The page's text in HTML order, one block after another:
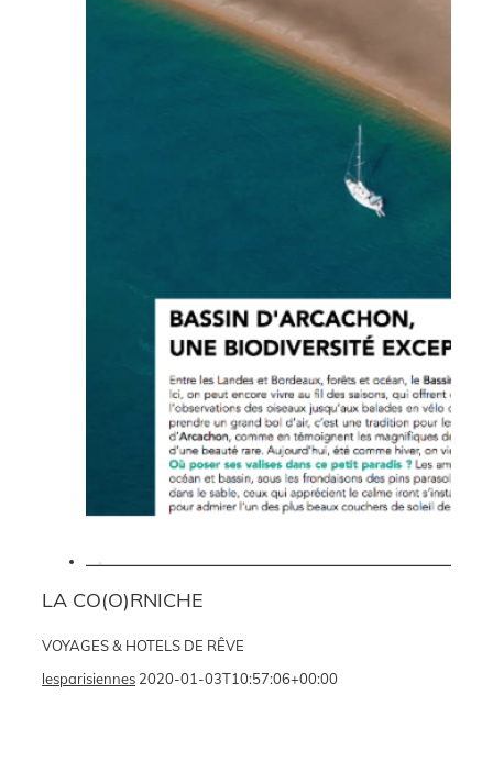
LA CO(O)RNICHE
VOYAGES & HOTELS DE RÊVE
lesparisiennes 2020-01-03T10:57:06+00:00